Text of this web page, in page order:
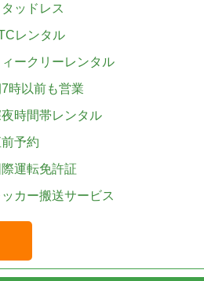
ッドレス
レンタル
ークリーレンタル
時以前も営業
時間帯レンタル
予約
運転免許証
カー搬送サービス